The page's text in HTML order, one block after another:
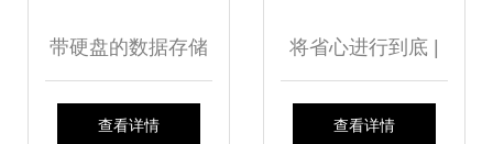
带硬盘的数据存储
架 高效构建数据库
查看详情
将省心进行到底 |
您的贴心数据库管
查看详情